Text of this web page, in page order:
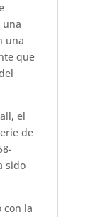
una
una
que
el
de
sido
con la